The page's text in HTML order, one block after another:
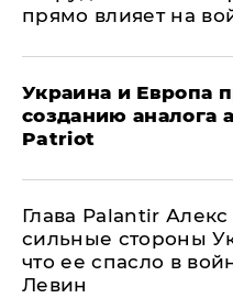
прямо влияет на
Украина и Европа
созданию аналога
Patriot
Глава Palantir
сильные стороны
что ее спасло в
Левин